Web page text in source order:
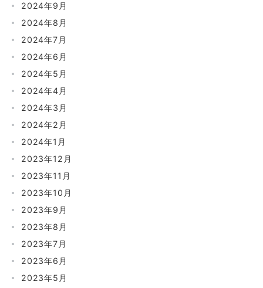
2024年9月
2024年8月
2024年7月
2024年6月
2024年5月
2024年4月
2024年3月
2024年2月
2024年1月
2023年12月
2023年11月
2023年10月
2023年9月
2023年8月
2023年7月
2023年6月
2023年5月